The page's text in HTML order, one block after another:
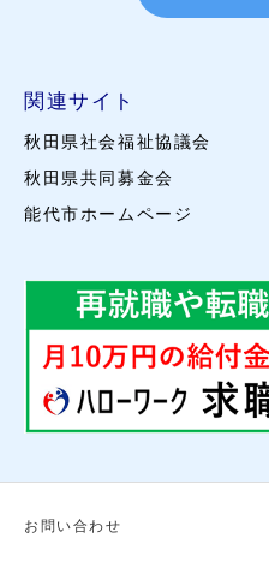
関連サイト
秋田県社会福祉協議会
秋田県共同募金会
能代市ホームページ
お問い合わせ